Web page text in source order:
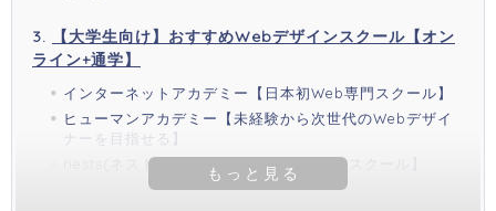
【大学生向け】おすすめWebデザインスクール【オン
ライン+通学】
インターネットアカデミー【日本初Web専門スクール】
ヒューマンアカデミー【未経験から次世代のWebデザイ
ナーを目指せる】
nests(ネスト)【制作会社が支援しているスクール】